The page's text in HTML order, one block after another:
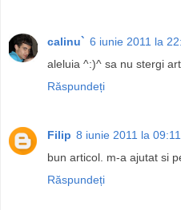
calinu` 6 iunie 2011 la
aleluia ^:)^ sa nu stergi
Răspundeți
Filip 8 iunie 2011 la 09:11
bun articol. m-a ajutat si
Răspundeți